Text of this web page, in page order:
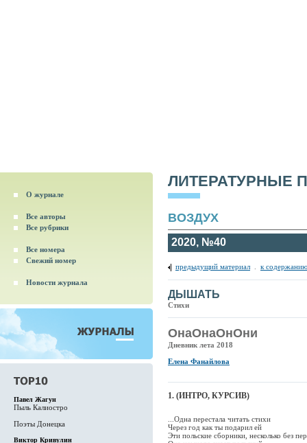
О журнале
Все авторы
Все рубрики
Все номера
Свежий номер
Новости журнала
Павел Жагун
Пыль Калиостро
Поэты Донецка
Виктор Кривулин
ЛИТЕРАТУРНЫЕ
ВОЗДУХ
2020, №40
предыдущий материал к
ДЫШАТЬ
Стихи
ОнаОнаОнОни
Дневник лета 2018
Елена Фанайлова
1. (ИНТРО, КУРСИВ)
...Одна перестала читать стихи
Через год как ты подарил ей
Эти польские сборники, несколько без